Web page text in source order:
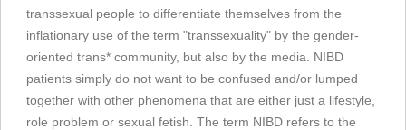
transsexual people to differentiate themselves from the
inflationary use of the term "transsexuality" by the gender-
oriented trans* community, but also by the media. NIBD
patients simply do not want to be confused and/or lumped
together with other phenomena that are either just a lifestyle,
role problem or sexual fetish. The term NIBD refers to the